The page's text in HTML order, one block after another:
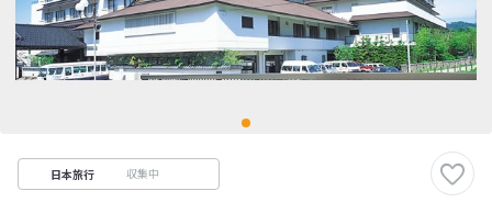
日本旅行 収集中